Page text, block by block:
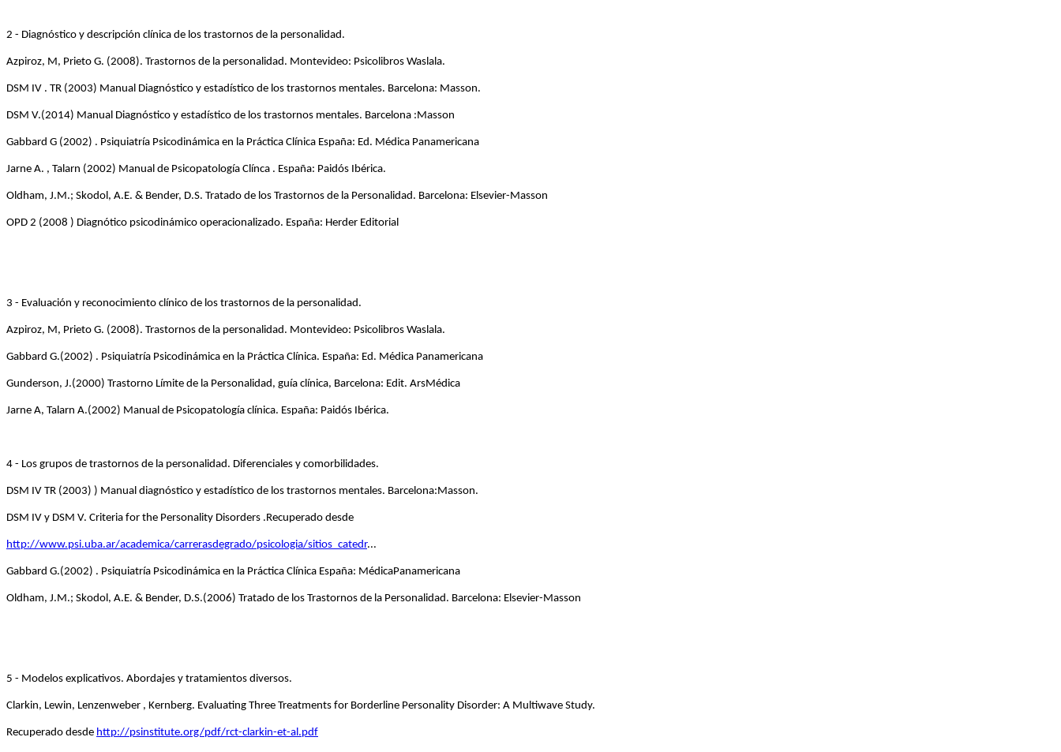
2 - Diagnóstico y descripción clínica de los trastornos de la personalidad.
Azpiroz, M, Prieto G. (2008). Trastornos de la personalidad. Montevideo: Psicolibros Waslala.
DSM IV . TR (2003) Manual Diagnóstico y estadístico de los trastornos mentales. Barcelona: Masson.
DSM V.(2014) Manual Diagnóstico y estadístico de los trastornos mentales. Barcelona :Masson
Gabbard G (2002) . Psiquiatría Psicodinámica en la Práctica Clínica España: Ed. Médica Panamericana
Jarne A. , Talarn (2002) Manual de Psicopatología Clínca . España: Paidós Ibérica.
Oldham, J.M.; Skodol, A.E. & Bender, D.S. Tratado de los Trastornos de la Personalidad. Barcelona: Elsevier-Masson
OPD 2 (2008 ) Diagnótico psicodinámico operacionalizado. España: Herder Editorial
3 - Evaluación y reconocimiento clínico de los trastornos de la personalidad.
Azpiroz, M, Prieto G. (2008). Trastornos de la personalidad. Montevideo: Psicolibros Waslala.
Gabbard G.(2002) . Psiquiatría Psicodinámica en la Práctica Clínica. España: Ed. Médica Panamericana
Gunderson, J.(2000) Trastorno Límite de la Personalidad, guía clínica, Barcelona: Edit. ArsMédica
Jarne A, Talarn A.(2002) Manual de Psicopatología clínica. España: Paidós Ibérica.
4 - Los grupos de trastornos de la personalidad. Diferenciales y comorbilidades.
DSM IV TR (2003) ) Manual diagnóstico y estadístico de los trastornos mentales. Barcelona:Masson.
DSM IV y DSM V. Criteria for the Personality Disorders .Recuperado desde
http://www.psi.uba.ar/academica/carrerasdegrado/psicologia/sitios_catedr...
Gabbard G.(2002) . Psiquiatría Psicodinámica en la Práctica Clínica España: MédicaPanamericana
Oldham, J.M.; Skodol, A.E. & Bender, D.S.(2006) Tratado de los Trastornos de la Personalidad. Barcelona: Elsevier-Masson
5 - Modelos explicativos. Abordajes y tratamientos diversos.
Clarkin, Lewin, Lenzenweber , Kernberg. Evaluating Three Treatments for Borderline Personality Disorder: A Multiwave Study.
Recuperado desde http://psinstitute.org/pdf/rct-clarkin-et-al.pdf